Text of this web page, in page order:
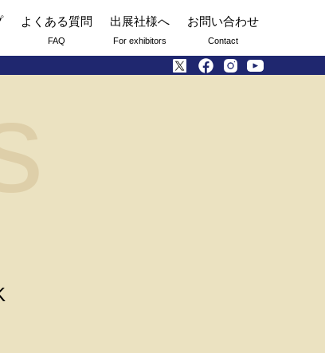
よくある質問
FAQ
出展社様へ
For exhibitors
お問い合わせ
Contact